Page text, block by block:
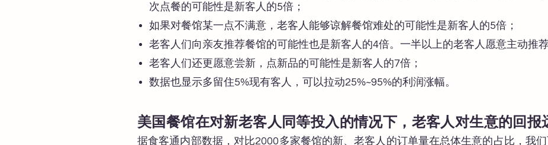
次点餐的可能性是新客人的5倍；
如果对餐馆某一点不满意，老客人能够谅解餐馆难处的可能性是新客人的5倍；
老客人们向亲友推荐餐馆的可能性也是新客人的4倍。一半以上的老客人愿意主动推
老客人们还更愿意尝新，点新品的可能性是新客人的7倍；
数据也显示多留住5%现有客人，可以拉动25%~95%的利润涨幅。
美国餐馆在对新老客人同等投入的情况下，老客人对生意的回报
据食客通内部数据，对比2000多家餐馆的新、老客人的订单量在总体生意的占比，我